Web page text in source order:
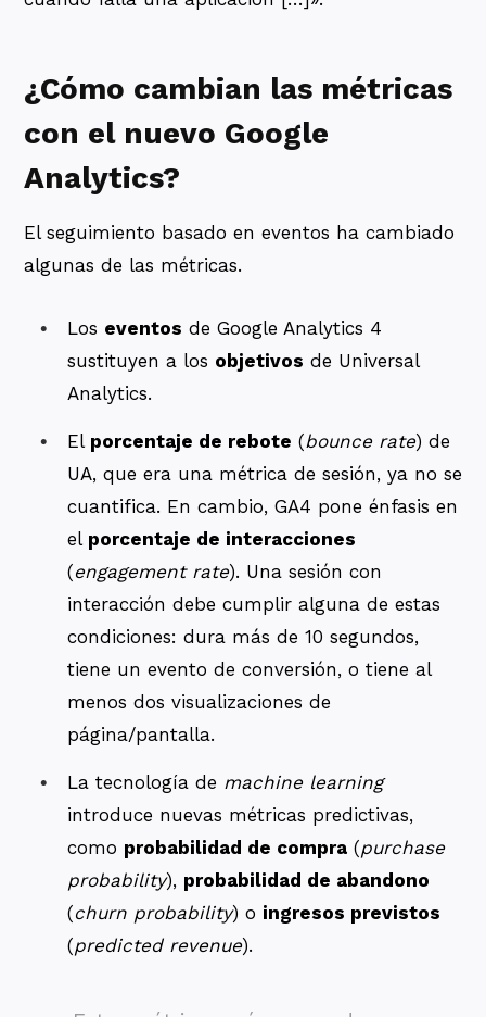
¿Cómo cambian las métricas
con el nuevo Google
Analytics?
El seguimiento basado en eventos ha cambiado
algunas de las métricas.
Los eventos de Google Analytics 4
sustituyen a los objetivos de Universal
Analytics.
El porcentaje de rebote (bounce rate) de
UA, que era una métrica de sesión, ya no se
cuantifica. En cambio, GA4 pone énfasis en
el porcentaje de interacciones
(engagement rate). Una sesión con
interacción debe cumplir alguna de estas
condiciones: dura más de 10 segundos,
tiene un evento de conversión, o tiene al
menos dos visualizaciones de
página/pantalla.
La tecnología de machine learning
introduce nuevas métricas predictivas,
como probabilidad de compra (purchase
probability), probabilidad de abandono
(churn probability) o ingresos previstos
(predicted revenue).